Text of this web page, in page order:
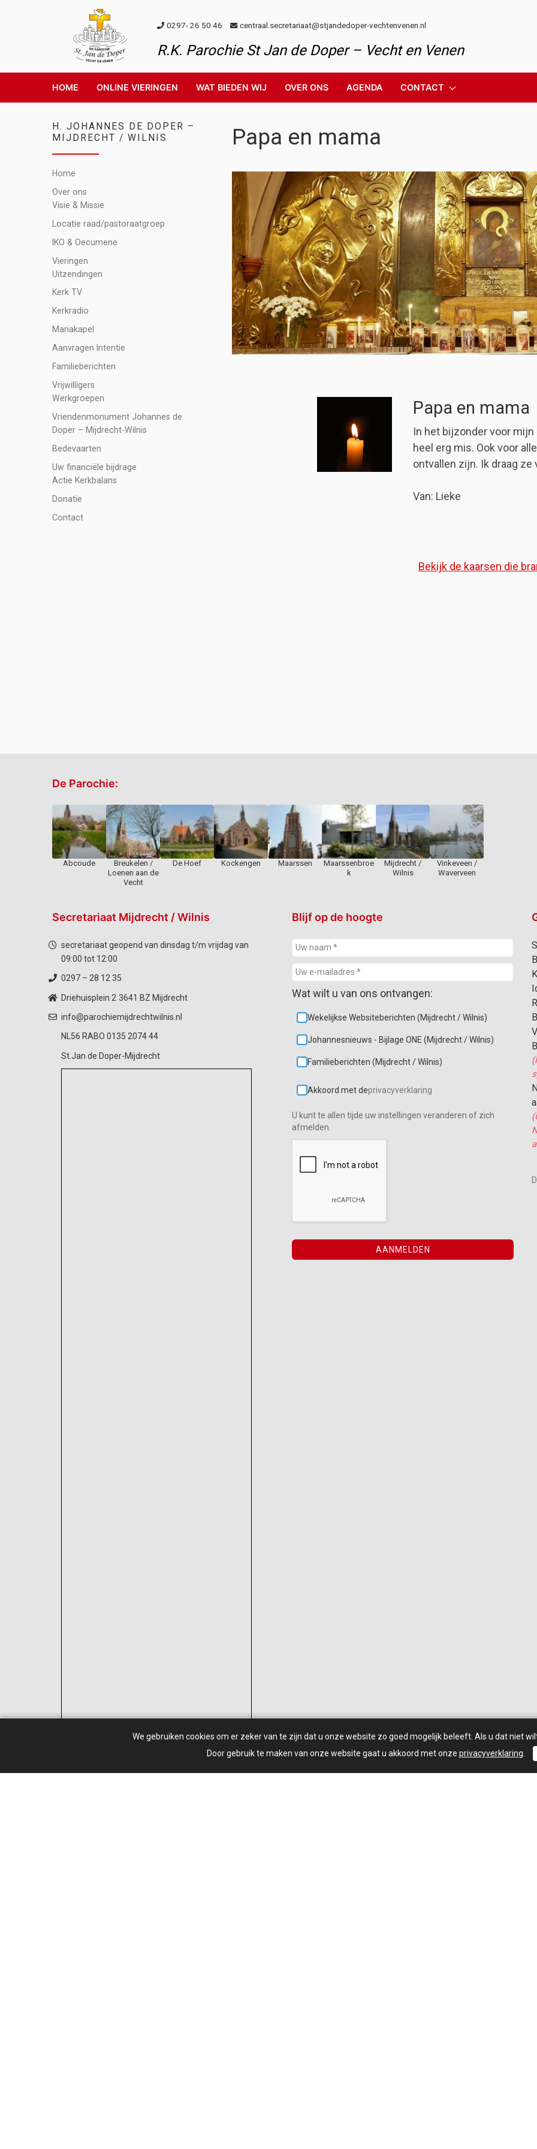
0297- 26 50 46 centraal.secretariaat@stjandedoper-vechtenvenen.nl
R.K. Parochie St Jan de Doper – Vecht en Venen
HOME ONLINE VIERINGEN WAT BIEDEN WIJ OVER ONS AGENDA CONTACT
Papa en mama
Papa en mama
In het bijzonder voor mijn
heel erg mis. Ook voor
ontvallen zijn. Ik draag
Van: Lieke
Bekijk de kaarsen die
H. JOHANNES DE DOPER –
MIJDRECHT / WILNIS
Home
Over ons
Visie & Missie
Locatie raad/pastoraatgroep
IKO & Oecumene
Vieringen
Uitzendingen
Kerk TV
Kerkradio
Mariakapel
Aanvragen Intentie
Familieberichten
Vrijwilligers
Werkgroepen
Vriendenmonument Johannes de
Doper – Mijdrecht-Wilnis
Bedevaarten
Uw financiële bijdrage
Actie Kerkbalans
Donatie
Contact
De Parochie:
Abcoude
Breukelen /
Loenen aan de
Vecht
De Hoef Kockengen Maarssen
Maarssenbroe
k
Mijdrecht /
Wilnis
Vinkeveen /
Waverveen
Secretariaat Mijdrecht / Wilnis
secretariaat geopend van dinsdag t/m vrijdag van
09:00 tot 12:00
0297 – 28 12 35
Driehuisplein 2 3641 BZ Mijdrecht
info@parochiemijdrechtwilnis.nl
NL56 RABO 0135 2074 44
St.Jan de Doper-Mijdrecht
Blijf op de hoogte
Wat wilt u van ons ontvangen:
Wekelijkse Websiteberichten (Mijdrecht / Wilnis)
Johannesnieuws - Bijlage ONE (Mijdrecht / Wilnis)
Familieberichten (Mijdrecht / Wilnis)
Akkoord met deprivacyverklaring
U kunt te allen tijde uw instellingen veranderen of zich
afmelden.
We gebruiken cookies om er zeker van te zijn dat u onze website zo goed mogelijk beleeft. Als u dat niet
Door gebruik te maken van onze website gaat u akkoord met onze privacyverklaring